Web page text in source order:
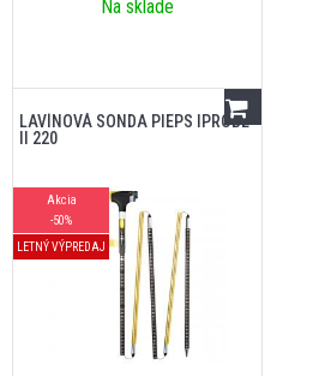
Na sklade
LAVÍNOVÁ SONDA PIEPS IPROBE
II 220
Akcia
-50%
LETNÝ VÝPREDAJ